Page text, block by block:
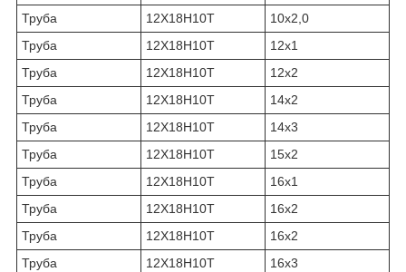
Труба
12Х18Н10Т
10х2,0
Труба
12Х18Н10Т
12х1
Труба
12Х18Н10Т
12х2
Труба
12Х18Н10Т
14х2
Труба
12Х18Н10Т
14х3
Труба
12Х18Н10Т
15х2
Труба
12Х18Н10Т
16х1
Труба
12Х18Н10Т
16х2
Труба
12Х18Н10Т
16х2
Труба
12Х18Н10Т
16х3